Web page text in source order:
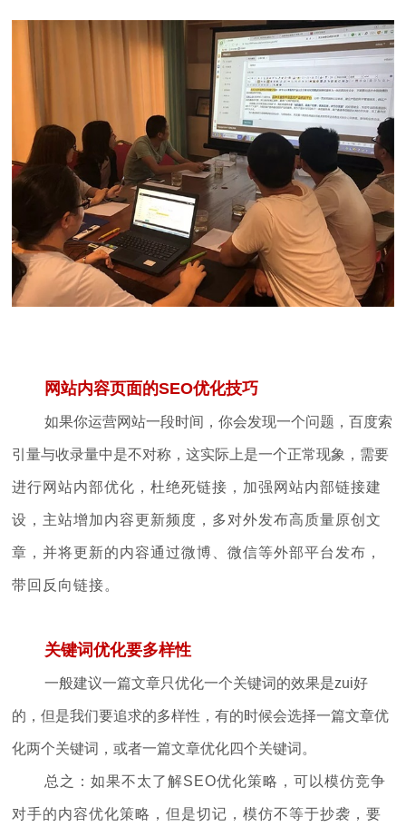
网站内容页面的SEO优化技巧
如果你运营网站一段时间，你会发现一个问题，百度索
引量与收录量中是不对称，这实际上是一个正常现象，需要
进行网站内部优化，杜绝死链接，加强网站内部链接建
设， 主站增加内容更新频度，多对外发布高质量原创文
章，并将更新的内容通过微博、微信等外部平台发布，
带回反向链接。
关键词优化要多样性
一般建议一篇文章只优化一个关键词的效果是zui好
的，但是我们要追求的多样性，有的时候会选择一篇文章优
化两个关键词，或者一篇文章优化四个关键词。
总之：如果不太了解SEO优化策略，可以模仿竞争
对手的内容优化策略，但是切记，模仿不等于抄袭，要